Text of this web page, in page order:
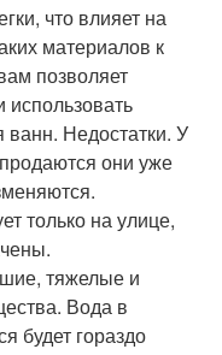
что влияет на
материалов к
позволяет
Недостатки. У
они уже
только на улице,
тяжелые и
Вода в
будет гораздо